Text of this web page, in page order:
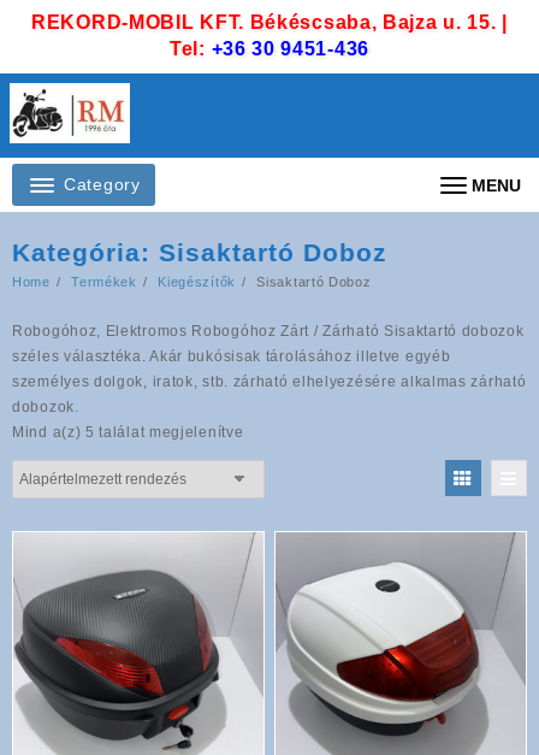
REKORD-MOBIL KFT. Békéscsaba, Bajza u. 15. |
Tel: +36 30 9451-436
Category MENU
Kategória: Sisaktartó Doboz
Home Termékek Kiegészítők Sisaktartó Doboz
Robogóhoz, Elektromos Robogóhoz Zárt / Zárható Sisaktartó dobozok
széles választéka. Akár bukósisak tárolásához illetve egyéb
személyes dolgok, iratok, stb. zárható elhelyezésére alkalmas zárható
dobozok.
Mind a(z) 5 találat megjelenítve